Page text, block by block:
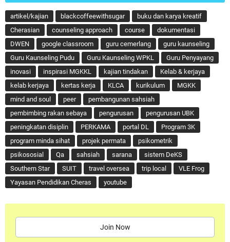
artikel/kajian blackcoffeewithsugar
buku dan karya kreatif
Cherasian
counseling approach course
dokumentasi
DWEN
google classroom guru cemerlang
guru kaunseling
Guru Kaunseling Pudu
Guru Kaunseling WPKL
Guru Penyayang
inovasi
inspirasi MGKKL kajian tindakan
Kelab & kerjaya
kelab kerjaya
kertas kerja KLCA kurikulum
MGKK
mind and soul
peer
pembangunan sahsiah
pembimbing rakan sebaya
pengurusan
pengurusan UBK
peningkatan disiplin
PERKAMA portal DL
Program 3K
program minda sihat
projek permata
psikometrik
psikososial
Qa sahsiah sarana
sistem DeKS
Southern Star
SUIT travel oversea trip local
VLE Frog
Yayasan Pendidikan Cheras
youtube
Join Now